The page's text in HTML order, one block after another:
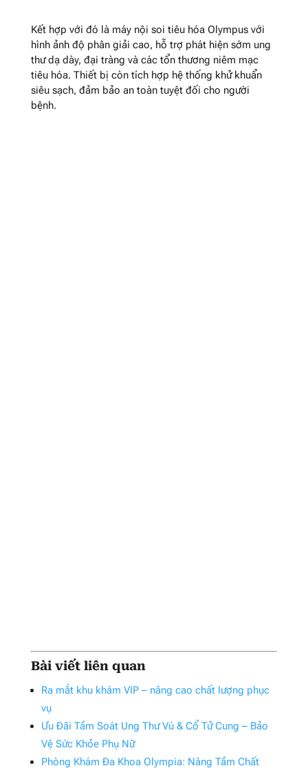
Kết hợp với đó là máy nội soi tiêu hóa Olympus với
hình ảnh độ phân giải cao, hỗ trợ phát hiện sớm ung
thư dạ dày, đại tràng và các tổn thương niêm mạc
tiêu hóa. Thiết bị còn tích hợp hệ thống khử khuẩn
siêu sạch, đảm bảo an toàn tuyệt đối cho người
bệnh.
Bài viết liên quan
Ra mắt khu khám VIP – nâng cao chất lượng phục
vụ
Ưu Đãi Tầm Soát Ung Thư Vú & Cổ Tử Cung – Bảo
Vệ Sức Khỏe Phụ Nữ
Phòng Khám Đa Khoa Olympia: Nâng Tầm Chất